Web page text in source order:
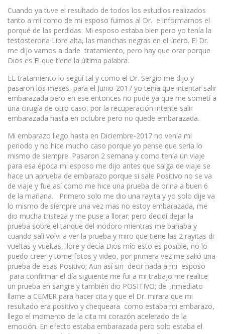
Cuando ya tuve el resultado de todos los estudios realizados
tanto a mí como de mi esposo fuimos al Dr. e informarnos el
porqué de las perdidas. Mi esposo estaba bien pero yo tenía la
testosterona Libre alta, las manchas negras en el útero. El Dr.
me dijo vamos a darle tratamiento, pero hay que orar porque
Dios es El que tiene la última palabra.
EL tratamiento lo seguí tal y como el Dr. Sergio me dijo y
pasaron los meses, para el Junio-2017 yo tenía que intentar salir
embarazada pero en ese entonces no pude ya que me sometí a
una cirugía de otro caso, por la recuperación intente salir
embarazada hasta en octubre pero no quede embarazada.
Mi embarazo llego hasta en Diciembre-2017 no venía mi
periodo y no hice mucho caso porque yo pense que seria lo
mismo de siempre. Pasaron 2 semana y como tenía un viaje
para esa época mi esposo me dijo antes que salga de viaje se
hace un aprueba de embarazo porque si sale Positivo no se va
de viaje y fue así como me hice una prueba de orina a buen 6
de la mañana. Primero solo me dio una rayita y yo solo dije va
lo mismo de siempre una vez mas no estoy embarazada, me
dio mucha tristeza y me puse a llorar; pero decidí dejar la
prueba sobre el tanque del inodoro mientras me bañaba y
cuando salí volvi a ver la prueba y miro que tiene las 2 rayitas di
vueltas y vueltas, llore y decía Dios mío esto es posible, no lo
puedo creer y tome fotos y video, por primera vez me salió una
prueba de esas Positivo; Aun así sin decir nada a mi esposo
para confirmar el día siguiente me fui a mi trabajo me realice
un prueba en sangre y también dio POSITIVO; de inmediato
llame a CEMER para hacer cita y que el Dr. mirara que mi
resultado era positivo y chequeara como estaba mi embarazo,
llego el momento de la cita mi corazón acelerado de la
emoción. En efecto estaba embarazada pero solo estaba el